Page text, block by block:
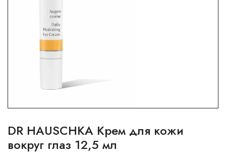
DR HAUSCHKA Крем для кожи
вокруг глаз 12,5 мл